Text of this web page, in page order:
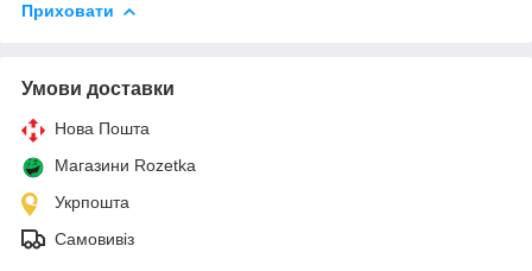
Приховати
Умови доставки
Нова Пошта
Магазини Rozetka
Укрпошта
Самовивіз